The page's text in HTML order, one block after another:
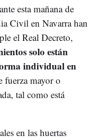
esta mañana de
Civil en Navarra han
el Real Decreto,
solo están
individual en
fuerza mayor o
tal como está
en las huertas